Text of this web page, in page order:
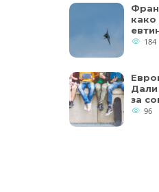
како
184
Дали
за
96